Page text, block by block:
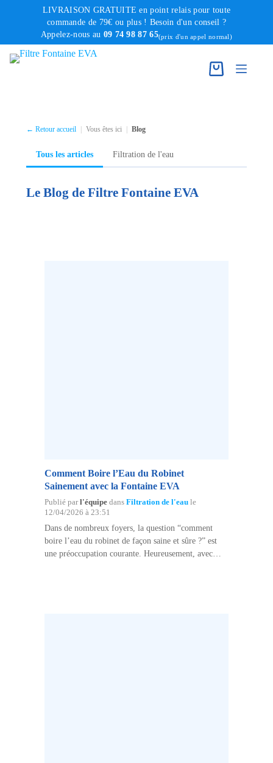
LIVRAISON GRATUITE en point relais pour toute
commande de 79€ ou plus ! Besoin d'un conseil ?
Appelez-nous au 09 74 98 87 65(prix d'un appel normal)
← Retour accueil | Vous êtes ici | Blog
Tous les articles Filtration de l'eau
Le Blog de Filtre Fontaine EVA
Comment Boire l’Eau du Robinet
Sainement avec la Fontaine EVA
Publié parl'équipedans Filtration de l'eaule
12/04/2026 à 23:51
Dans de nombreux foyers, la question “comment
boire l’eau du robinet de façon saine et sûre ?” est
une préoccupation courante. Heureusement, avec